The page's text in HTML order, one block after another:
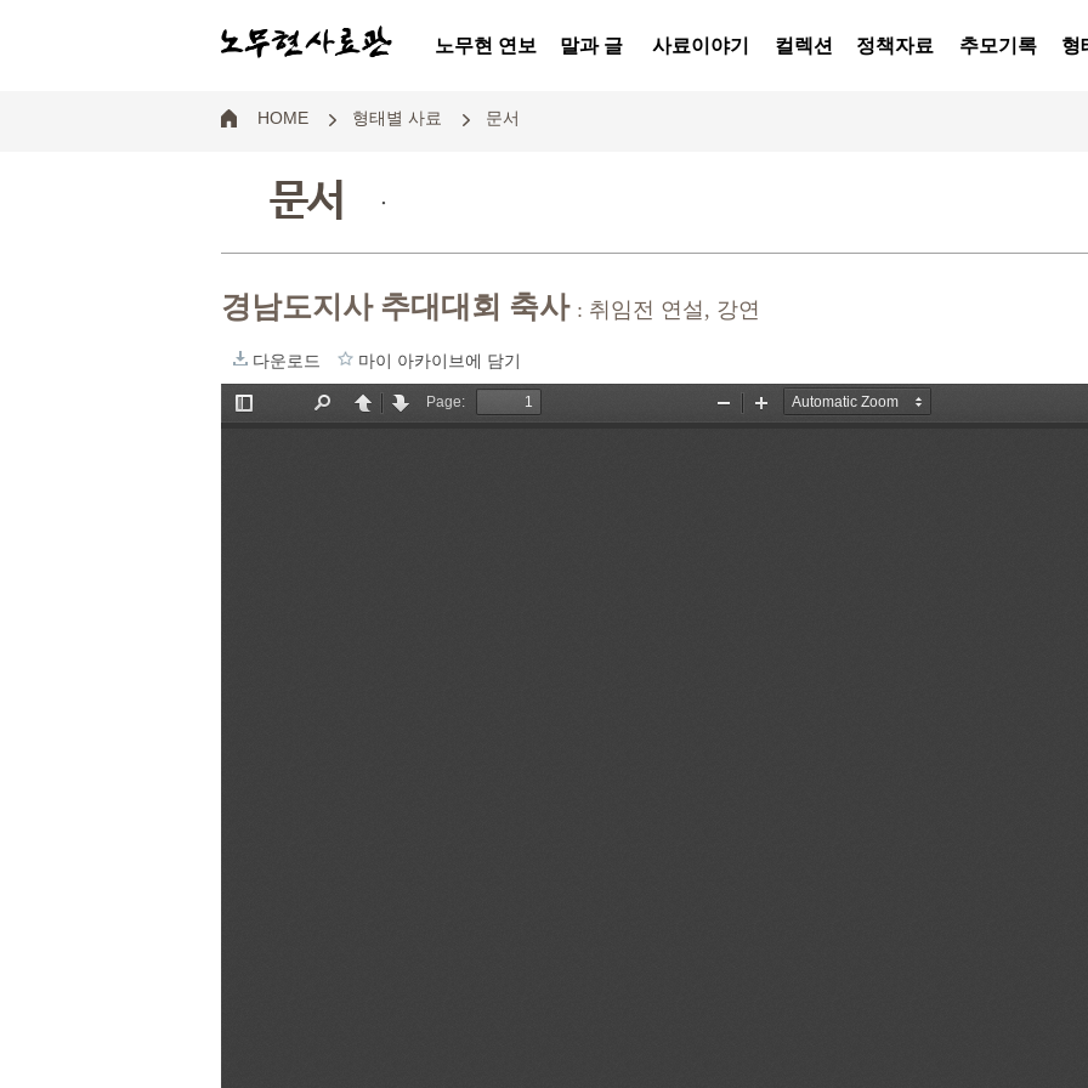
노무현 연보 말과 글 사료이야기 컬렉션 정책자료 추모기록 형
HOME 형태별 사료 문서
문서 .
경남도지사 추대대회 축사 : 취임전 연설, 강연
다운로드 마이 아카이브에 담기